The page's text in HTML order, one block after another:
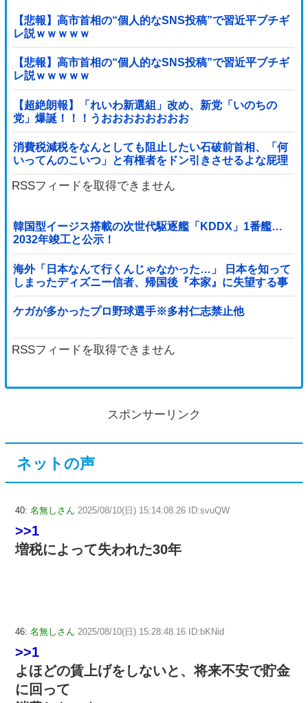
【悲報】高市首相の“個人的なSNS投稿”で習近平ブチギ
レ説ｗｗｗｗｗ
【悲報】高市首相の“個人的なSNS投稿”で習近平ブチギ
レ説ｗｗｗｗｗ
【超絶朗報】「れいわ新選組」改め、新党「いのちの
党」爆誕！！！うおおおおおおおお
消費税減税をなんとしても阻止したい石破前首相、「何
いってんのこいつ」と有権者をドン引きさせるよな屁理
屈を……
RSSフィードを取得できません
韓国型イージス搭載の次世代駆逐艦「KDDX」1番艦…
2032年竣工と公示！
海外「日本なんて行くんじゃなかった…」 日本を知って
しまったディズニー信者、帰国後『本家』に失望する事
態に
ケガが多かったプロ野球選手※多村仁志禁止他
RSSフィードを取得できません
スポンサーリンク
ネットの声
40: 名無しさん 2025/08/10(日) 15:14:08.26 ID:svuQW
>>1
増税によって失われた30年
46: 名無しさん 2025/08/10(日) 15:28:48.16 ID:bKNid
>>1
よほどの賃上げをしないと、将来不安で貯金
に回って